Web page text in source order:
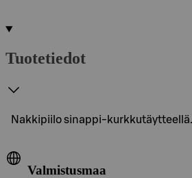
Tuotetiedot
Nakkipiilo sinappi-kurkkutäytteellä.
Valmistusmaa